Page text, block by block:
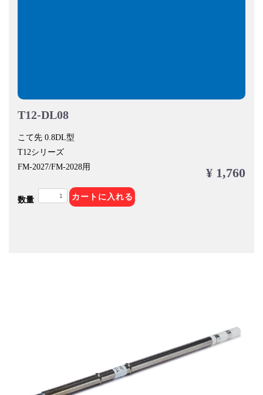
T12-DL08
こて先 0.8DL型
T12シリーズ
FM-2027/FM-2028用
¥ 1,760
数量 カートに入れる